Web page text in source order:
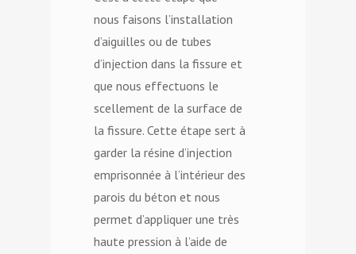
nous faisons l’installation
d’aiguilles ou de tubes
d’injection dans la fissure et
que nous effectuons le
scellement de la surface de
la fissure. Cette étape sert à
garder la résine d’injection
emprisonnée à l’intérieur des
parois du béton et nous
permet d’appliquer une très
haute pression à l’aide de